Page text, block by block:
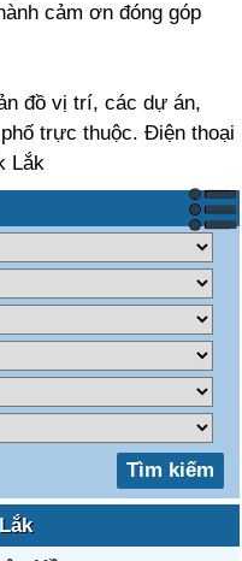
cảm ơn đóng góp
đồ vị trí, các dự án,
trực thuộc. Điện thoại
Lắk